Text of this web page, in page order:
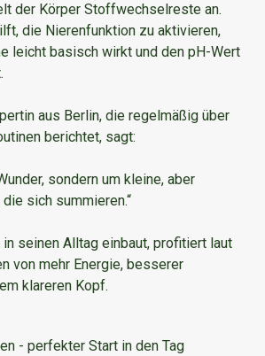
der Körper Stoffwechselreste an.
die Nierenfunktion zu aktivieren,
leicht basisch wirkt und den pH-Wert
aus Berlin, die regelmäßig über
berichtet, sagt:
sondern um kleine, aber
sich summieren.“
seinen Alltag einbaut, profitiert laut
von mehr Energie, besserer
klareren Kopf.